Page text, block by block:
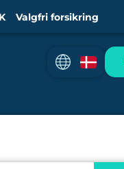
Valgfri forsikring